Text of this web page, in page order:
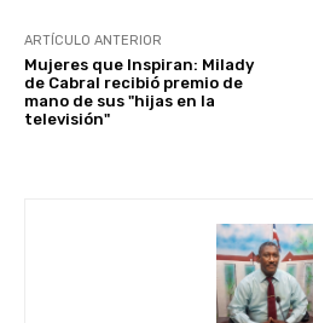
ARTÍCULO ANTERIOR
Mujeres que Inspiran: Milady
de Cabral recibió premio de
mano de sus "hijas en la
televisión"